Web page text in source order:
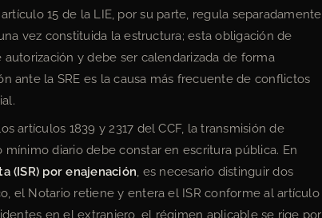
15 de la LIE, por su parte, regula separadamente
vez constituida la estructura; esta obligación de
y debe ser calendarizada de forma
ante la SRE es la causa más frecuente de conflictos
artículos 1839 y 2317 del CCF, la transmisión de
diario debe constar en escritura pública. En
(ISR) por enajenación , es necesario distinguir dos
el Notario retiene y entera el ISR conforme al artículo
en el extranjero, el régimen aplicable se rige por